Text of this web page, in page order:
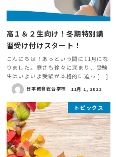
高１＆２生向け！冬期特別講
習受け付けスタート！
こんにちは！あっという間に11月にな
りました。寒さも徐々に深まり、受験
生はいよいよ受験が本格的に迫っ […]
日本教育総合学校 11月 1, 2023
トピックス